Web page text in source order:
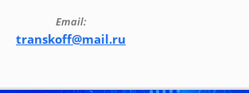
Email:
transkoff@mail.ru